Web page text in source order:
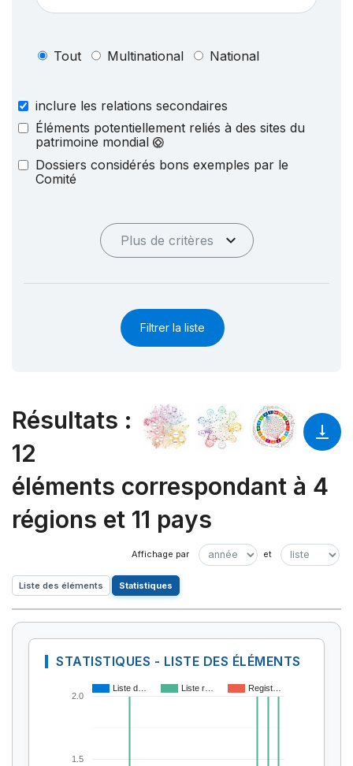
Tout Multinational National
inclure les relations secondaires
Éléments potentiellement reliés à des sites du
patrimoine mondial
Dossiers considérés bons exemples par le
Comité
Plus de critères
Filtrer la liste
Résultats :
12
éléments correspondant à 4
régions et 11 pays
Liste des éléments Statistiques
STATISTIQUES - LISTE DES ÉLÉMENTS
Liste d… Liste r… Regist…
1.5
2.0